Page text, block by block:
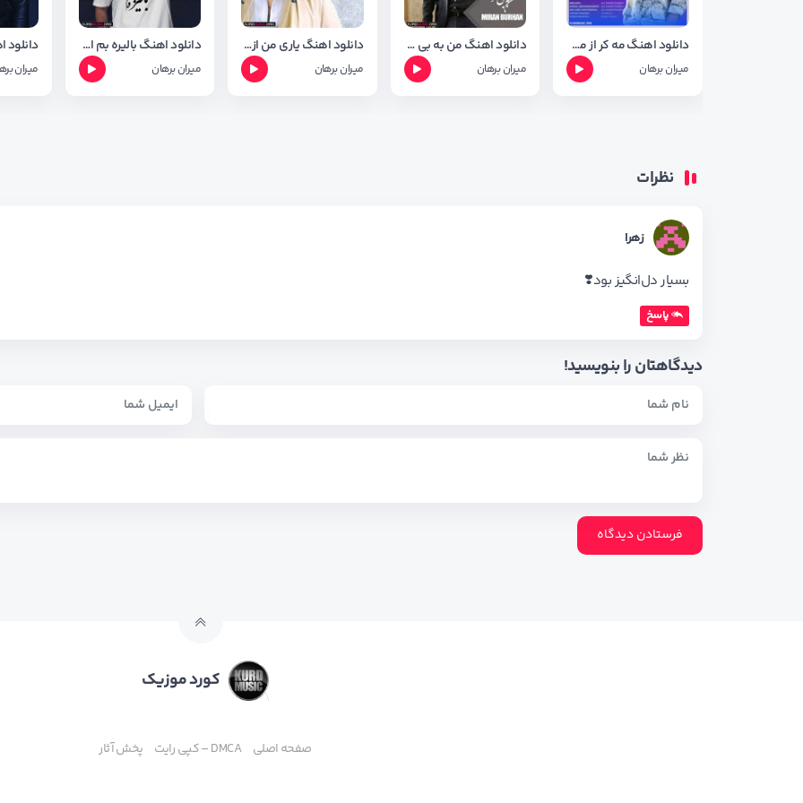
دانلود اهنگ مه کر از میران برهان + شعر اهنگ
میران برهان
دانلود اهنگ من به بی تو از میران برهان + متن وشعر
میران برهان
دانلود اهنگ یاری من از میران برهان
میران برهان
دانلود اهنگ بالیره بم از میران برهان + متن وشعر
میران برهان میران
نظرات
زهرا
بسیار دل‌انگیز بود❣️
پاسخ
دیدگاهتان را بنویسید!
کورد موزیک
صفحه اصلی DMCA – کپی رایت پخش آثار